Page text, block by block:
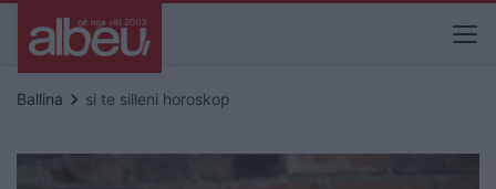
Ballina keyboard_arrow_right si te silleni horoskop